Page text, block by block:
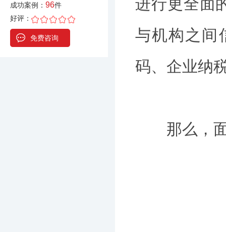
成功案例： 96件
好评：
免费咨询
进行更全面
与机构之间
码、企业纳
那么，面